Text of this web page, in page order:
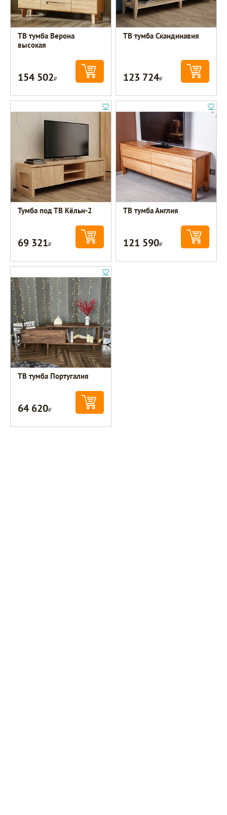
ТВ тумба Верона
высокая
154 502Р
ТВ тумба Скандинавия
123 724Р
Тумба под ТВ Кёльн-2
69 321Р
ТВ тумба Англия
121 590Р
ТВ тумба Португалия
64 620Р